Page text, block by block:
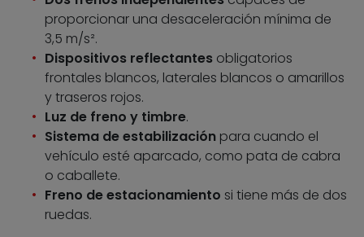
proporcionar una desaceleración mínima de
3,5 m/s².
Dispositivos reflectantes obligatorios
frontales blancos, laterales blancos o amarillos
y traseros rojos.
Luz de freno y timbre.
Sistema de estabilización para cuando el
vehículo esté aparcado, como pata de cabra
o caballete.
Freno de estacionamiento si tiene más de dos
ruedas.